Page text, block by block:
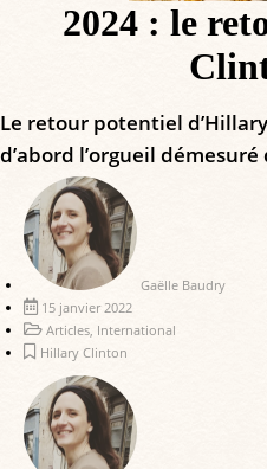
2024 : le
Le retour potentiel
d’abord l’orgueil
Gaëlle Baudry
15 janvier 2022
Articles, International
Hillary Clinton